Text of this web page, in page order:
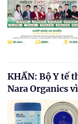
KHẨN: Bộ Y tế
Nara Organics